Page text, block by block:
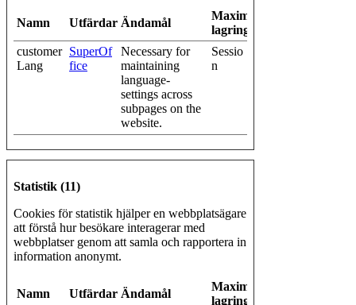
Namn UtfärdareÄndamål
Maximal
lagringstid
customer
Lang
SuperOf
fice
Necessary for
maintaining
language-
settings across
subpages on the
website.
Sessio
n
Statistik (11)
Cookies för statistik hjälper en webbplatsägare
att förstå hur besökare interagerar med
webbplatser genom att samla och rapportera in
information anonymt.
Namn UtfärdareÄndamål
Maximal
lagringstid